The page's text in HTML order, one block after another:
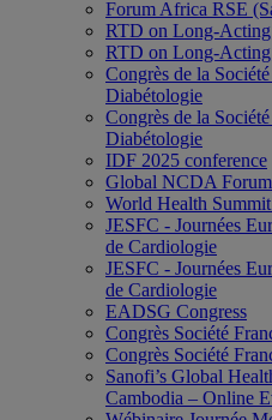
Forum Africa RSE
RTD on Long-
RTD on Long-
Congrès de la
Diabétologie
Congrès de la
Diabétologie
IDF 2025 conference
Global NCDA
World Health
JESFC - Journées
de Cardiologie
JESFC - Journées
de Cardiologie
EADSG Congress
Congrès Société
Congrès Société
Sanofi’s Global
Cambodia – Online